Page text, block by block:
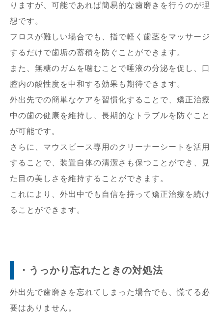
りますが、可能であれば簡易的な歯磨きを行うのが理
想です。
フロスが難しい場合でも、指で軽く歯茎をマッサージ
するだけで歯垢の蓄積を防ぐことができます。
また、無糖のガムを噛むことで唾液の分泌を促し、口
腔内の酸性度を中和する効果も期待できます。
外出先での簡単なケアを習慣化することで、矯正治療
中の歯の健康を維持し、長期的なトラブルを防ぐこと
が可能です。
さらに、マウスピース専用のクリーナーシートを活用
することで、装置自体の清潔さも保つことができ、見
た目の美しさを維持することができます。
これにより、外出中でも自信を持って矯正治療を続け
ることができます。
・うっかり忘れたときの対処法
外出先で歯磨きを忘れてしまった場合でも、慌てる必
要はありません。